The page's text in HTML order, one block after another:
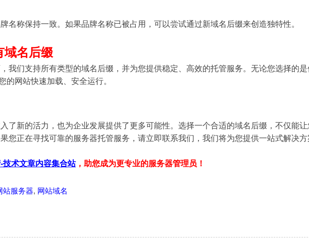
名称保持一致。如果品牌名称已被占用，可以尝试通过新域名后缀来创造独特性。
域名后缀
我们支持所有类型的域名后缀，并为您提供稳定、高效的托管服务。无论您选择的
的网站快速加载、安全运行。
了新的活力，也为企业发展提供了更多可能性。选择一个合适的域名后缀，不仅能
您正在寻找可靠的服务器托管服务，请立即联系我们，我们将为您提供一站式解决方
技术文章内容集合站，助您成为更专业的服务器管理员！
站服务器, 网站域名